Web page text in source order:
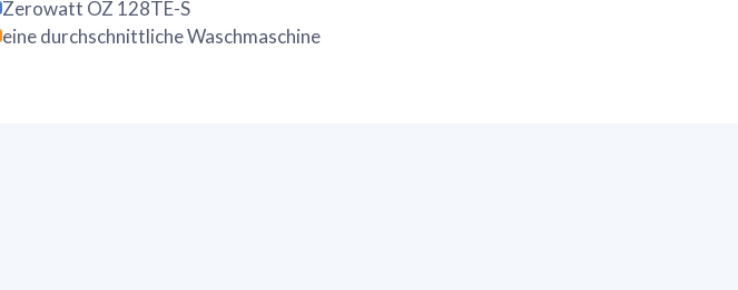
Zerowatt OZ 128TE-S
eine durchschnittliche Waschmaschine